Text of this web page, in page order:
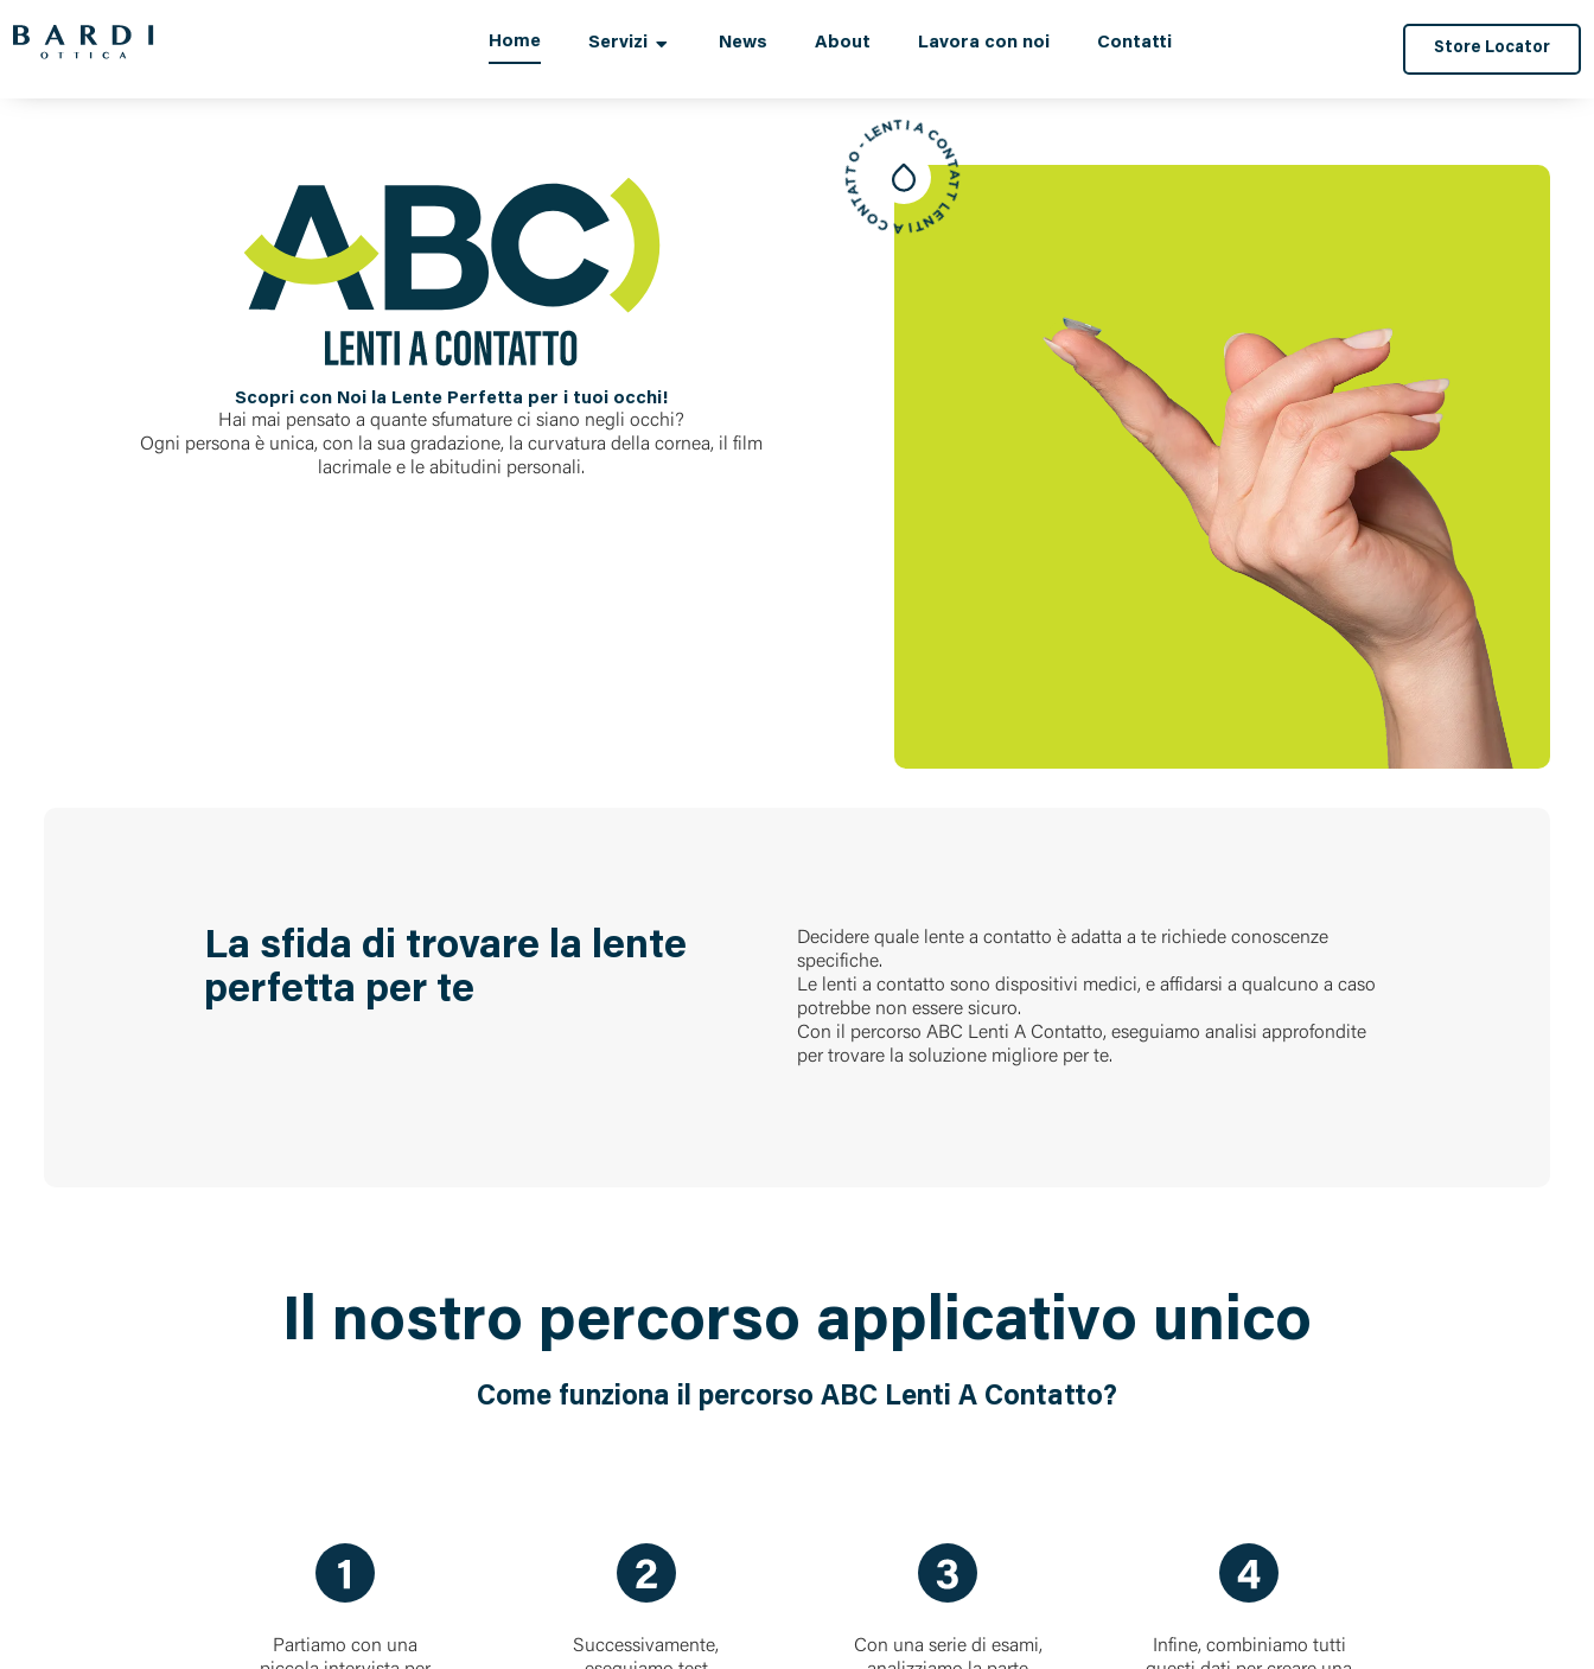
Home Servizi News About Lavora con noi Contatti Store Locator
Scopri con Noi la Lente Perfetta per i tuoi occhi!
Hai mai pensato a quante sfumature ci siano negli occhi?
Ogni persona è unica, con la sua gradazione, la curvatura della cornea, il film
lacrimale e le abitudini personali.
LENTI A CONTATTO - LENTI A CONTATTO -
La sfida di trovare la lente
perfetta per te
Decidere quale lente a contatto è adatta a te richiede conoscenze
specifiche.
Le lenti a contatto sono dispositivi medici, e affidarsi a qualcuno a caso
potrebbe non essere sicuro.
Con il percorso ABC Lenti A Contatto, eseguiamo analisi approfondite
per trovare la soluzione migliore per te.
Il nostro percorso applicativo unico
Come funziona il percorso ABC Lenti A Contatto?
Partiamo con una
Successivamente,
Con una serie di esami,
Infine, combiniamo tutti